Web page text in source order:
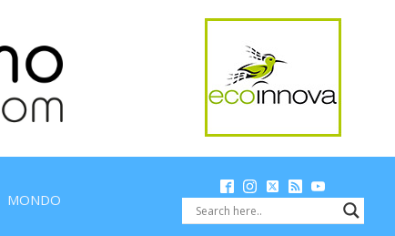
MONDO